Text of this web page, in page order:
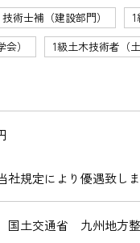
技術士補（建設部門）
）
1級土木技術者（土
規定により優遇致しま
国土交通省 九州地方